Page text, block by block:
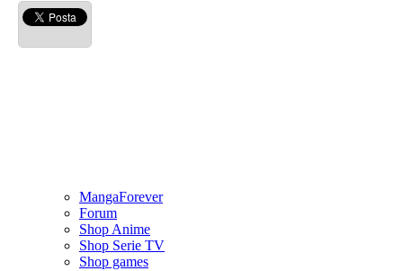
MangaForever
Forum
Shop Anime
Shop Serie TV
Shop games